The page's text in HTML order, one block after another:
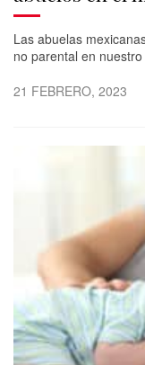
Las abuelas
no parental en
21 FEBRERO, 2023